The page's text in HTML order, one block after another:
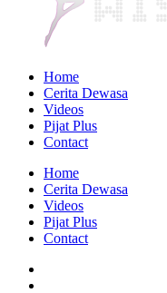
Home
Cerita Dewasa
Videos
Pijat Plus
Contact
Home
Cerita Dewasa
Videos
Pijat Plus
Contact